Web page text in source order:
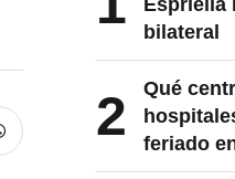
Espriella
bilateral
2
Qué
feriado